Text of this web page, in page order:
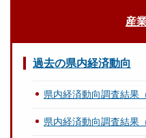
産
過去の県内経済動向
県内経済動向調査結果
県内経済動向調査結果